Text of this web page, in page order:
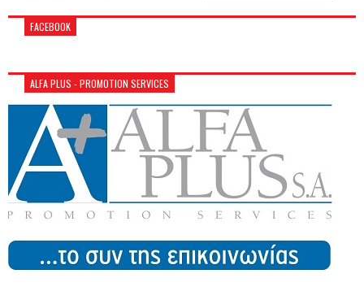
FACEBOOK
ALFA PLUS - PROMOTION SERVICES